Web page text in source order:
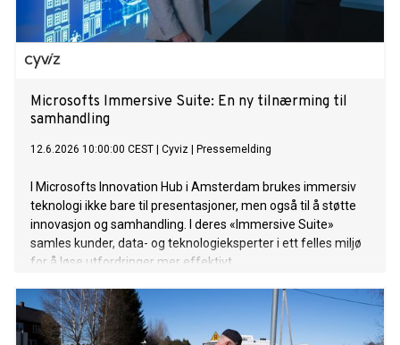
Microsofts Immersive Suite: En ny tilnærming til
samhandling
12.6.2026 10:00:00 CEST Cyviz Pressemelding
I Microsofts Innovation Hub i Amsterdam brukes immersiv
teknologi ikke bare til presentasjoner, men også til å støtte
innovasjon og samhandling. I deres «Immersive Suite»
samles kunder, data- og teknologieksperter i ett felles miljø
for å løse utfordringer mer effektivt.